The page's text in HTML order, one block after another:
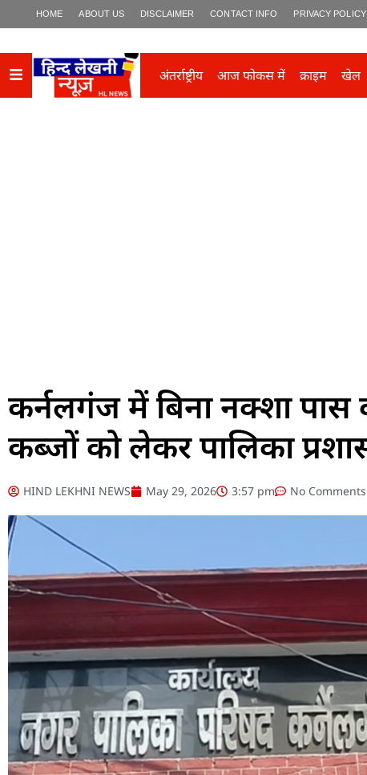
HOME ABOUT US DISCLAIMER CONTACT INFO PRIVACY POLICY
अंतर्राष्ट्रीय आज फोकस में क्राइम खेल
कर्नलगंज में बिना नक्शा पास
कब्जों को लेकर पालिका
HIND LEKHNI NEWS May 29, 2026 3:57 pm No Comments